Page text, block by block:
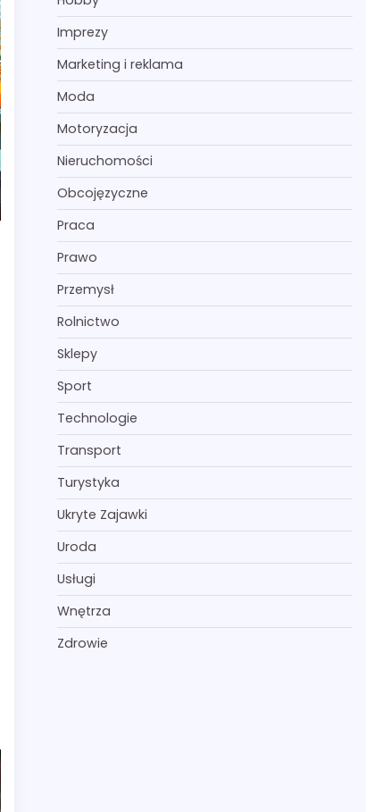
Imprezy
Marketing i reklama
Moda
Motoryzacja
Nieruchomości
Obcojęzyczne
Praca
Prawo
Przemysł
Rolnictwo
Sklepy
Sport
Technologie
Transport
Turystyka
Ukryte Zajawki
Uroda
Usługi
Wnętrza
Zdrowie